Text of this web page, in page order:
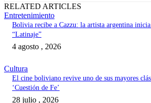
RELATED ARTICLES
Entretenimiento
Bolivia recibe a Cazzu: la artista argentina
“Latinaje”
4 agosto , 2026
Cultura
El cine boliviano revive uno de sus mayores
‘Cuestión de Fe’
28 julio , 2026